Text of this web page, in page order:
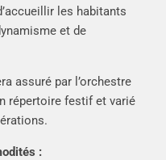
les habitants
et de
assuré par l’orchestre
répertoire festif et varié
: